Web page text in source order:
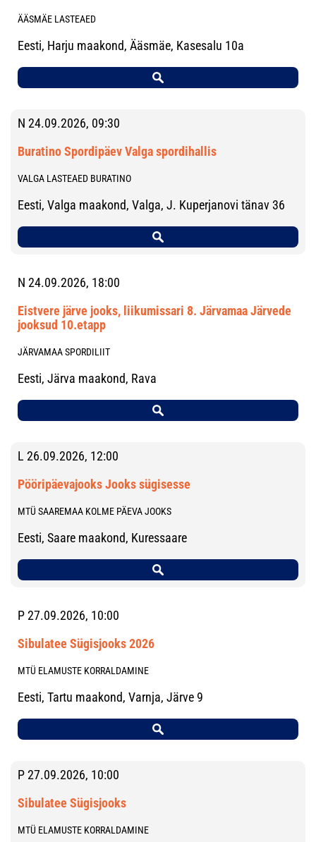
ÄÄSMÄE LASTEAED
Eesti, Harju maakond, Ääsmäe, Kasesalu 10a
N 24.09.2026, 09:30
Buratino Spordipäev Valga spordihallis
VALGA LASTEAED BURATINO
Eesti, Valga maakond, Valga, J. Kuperjanovi tänav 36
N 24.09.2026, 18:00
Eistvere järve jooks, liikumissari 8. Järvamaa Järvede
jooksud 10.etapp
JÄRVAMAA SPORDILIIT
Eesti, Järva maakond, Rava
L 26.09.2026, 12:00
Pööripäevajooks Jooks sügisesse
MTÜ SAAREMAA KOLME PÄEVA JOOKS
Eesti, Saare maakond, Kuressaare
P 27.09.2026, 10:00
Sibulatee Sügisjooks 2026
MTÜ ELAMUSTE KORRALDAMINE
Eesti, Tartu maakond, Varnja, Järve 9
P 27.09.2026, 10:00
Sibulatee Sügisjooks
MTÜ ELAMUSTE KORRALDAMINE